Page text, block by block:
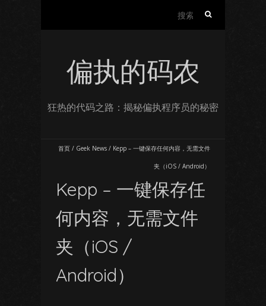
偏执的码农
狂热的代码之路：揭秘偏执程序员的秘密
首页 / Geek News / Kepp – 一键保存任何内容，无需文件
夹（iOS / Android）
Kepp – 一键保存任
何内容，无需文件
夹（iOS /
Android）